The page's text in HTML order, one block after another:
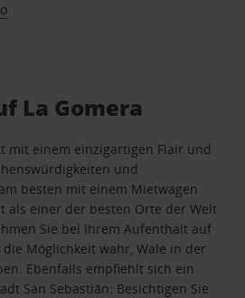
La Gomera
mit einem einzigartigen Flair und
und
besten mit einem Mietwagen
als einer der besten Orte der Welt
Sie bei Ihrem Aufenthalt auf
Möglichkeit wahr, Wale in der
Ebenfalls empfiehlt sich ein
San Sebastián: Besichtigen Sie